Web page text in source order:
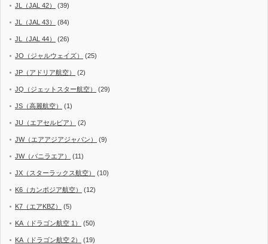
JL（JAL 42） (39)
JL（JAL 43） (84)
JL（JAL 44） (26)
JO（ジャルウェイズ） (25)
JP（アドリア航空） (2)
JQ（ジェットスター航空） (29)
JS（高麗航空） (1)
JU（エアセルビア） (2)
JW（エアアジアジャパン） (9)
JW（バニラエア） (11)
JX（スターラックス航空） (10)
K6（カンボジア航空） (12)
K7（エアKBZ） (5)
KA（ドラゴン航空 1） (50)
KA（ドラゴン航空 2） (19)